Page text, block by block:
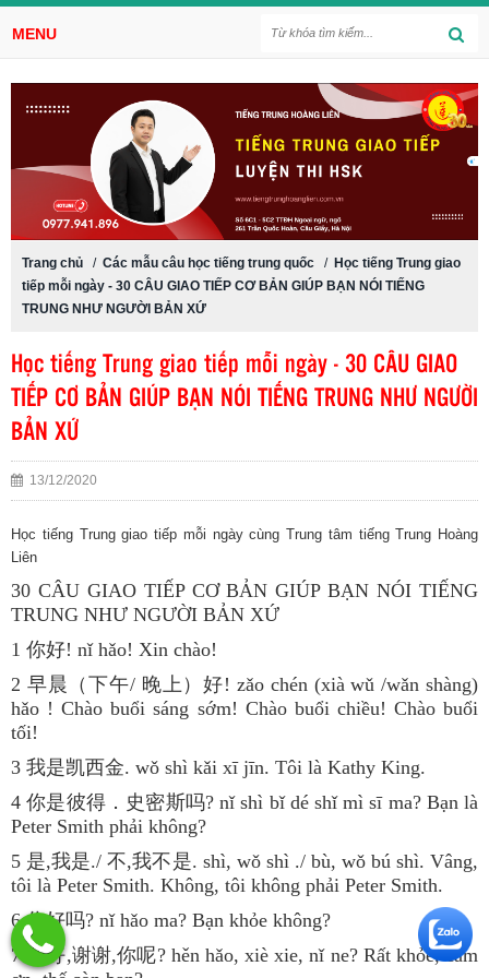
Trang chủ / Các mẫu câu học tiếng trung quốc / Học tiếng Trung giao
tiếp mỗi ngày - 30 CÂU GIAO TIẾP CƠ BẢN GIÚP BẠN NÓI TIẾNG
TRUNG NHƯ NGƯỜI BẢN XỨ
Học tiếng Trung giao tiếp mỗi ngày - 30 CÂU GIAO
TIẾP CƠ BẢN GIÚP BẠN NÓI TIẾNG TRUNG NHƯ NGƯỜI
BẢN XỨ
13/12/2020
Học tiếng Trung giao tiếp mỗi ngày cùng Trung tâm tiếng Trung Hoàng
Liên
30 CÂU GIAO TIẾP CƠ BẢN GIÚP BẠN NÓI TIẾNG
TRUNG NHƯ NGƯỜI BẢN XỨ
1 你好! nǐ hǎo! Xin chào!
2 早晨（下午/ 晚上）好! zǎo chén (xià wǔ /wǎn shàng)
hǎo ! Chào buổi sáng sớm! Chào buổi chiều! Chào buổi
tối!
3 我是凯西金. wǒ shì kǎi xī jīn. Tôi là Kathy King.
4 你是彼得．史密斯吗? nǐ shì bǐ dé shǐ mì sī ma? Bạn là
Peter Smith phải không?
5 是,我是./ 不,我不是. shì, wǒ shì ./ bù, wǒ bú shì. Vâng,
tôi là Peter Smith. Không, tôi không phải Peter Smith.
6 你好吗? nǐ hǎo ma? Bạn khỏe không?
7 很好,谢谢,你呢? hěn hǎo, xiè xie, nǐ ne? Rất khỏe, cảm